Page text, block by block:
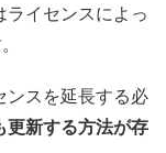
ライセンスによっ
ンスを延長する必
更新する方法が存